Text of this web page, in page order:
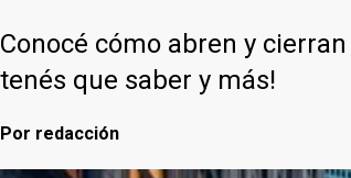
Conocé cómo abren y
tenés que saber y más!
Por redacción